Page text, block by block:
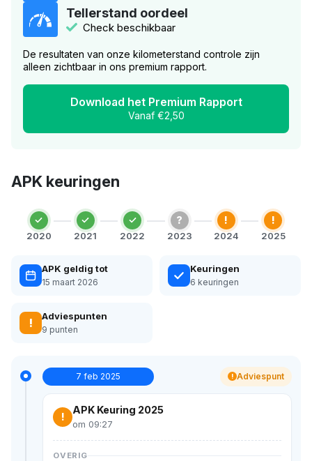
Tellerstand oordeel
Check beschikbaar
De resultaten van onze kilometerstand controle zijn
alleen zichtbaar in ons premium rapport.
Download het Premium Rapport
Vanaf €2,50
APK keuringen
2020 2021 2022
?
2023
!
2024
!
2025
APK geldig tot
15 maart 2026
Keuringen
6 keuringen
! Adviespunten
9 punten
7 feb 2025 ! Adviespunt
!
APK Keuring 2025
om 09:27
OVERIG